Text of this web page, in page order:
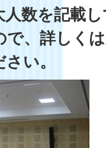
数を記載
で、詳しく
い。